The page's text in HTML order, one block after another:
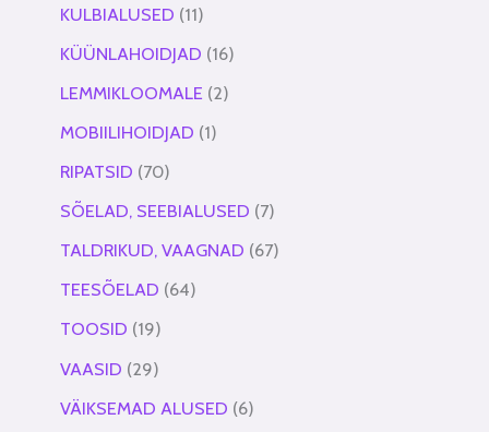
KULBIALUSED 11
KÜÜNLAHOIDJAD 16
LEMMIKLOOMALE 2
MOBIILIHOIDJAD 1
RIPATSID 70
SÕELAD, SEEBIALUSED 7
TALDRIKUD, VAAGNAD 67
TEESÕELAD 64
TOOSID 19
VAASID 29
VÄIKSEMAD ALUSED 6